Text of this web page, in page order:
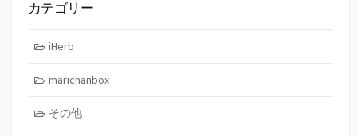
カテゴリー
iHerb
marichanbox
その他